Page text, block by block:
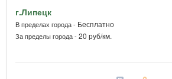
г.Липецк
В пределах города - Бесплатно
За пределы города - 20 руб/км.